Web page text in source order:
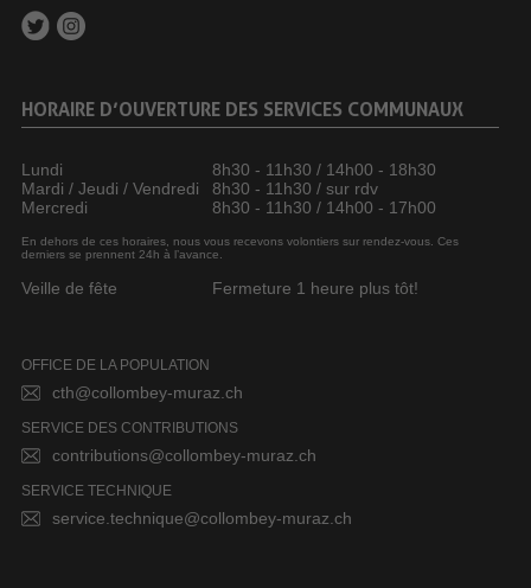
HORAIRE D’OUVERTURE DES SERVICES COMMUNAUX
Lundi
8h30 - 11h30 / 14h00 - 18h30
Mardi / Jeudi / Vendredi
8h30 - 11h30 / sur rdv
Mercredi
8h30 - 11h30 / 14h00 - 17h00
En dehors de ces horaires, nous vous recevons volontiers sur rendez-vous. Ces
derniers se prennent 24h à l’avance.
Veille de fête Fermeture 1 heure plus tôt!
OFFICE DE LA POPULATION
cth@collombey-muraz.ch
SERVICE DES CONTRIBUTIONS
contributions@collombey-muraz.ch
SERVICE TECHNIQUE
service.technique@collombey-muraz.ch